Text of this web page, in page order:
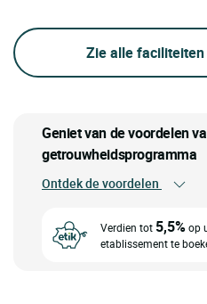
Zie alle
Geniet van de voordelen
getrouwheidsprogramma
Ontdek de voordelen
Verdien tot 5,5%op
etablissement te